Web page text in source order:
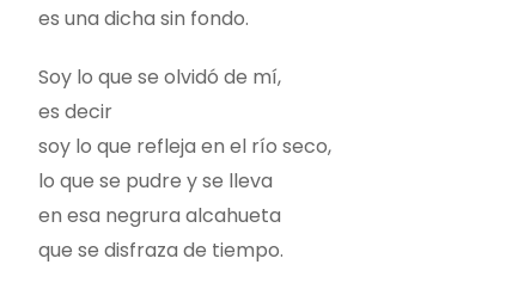
es una dicha sin fondo.
Soy lo que se olvidó de mí,
es decir
soy lo que refleja en el río seco,
lo que se pudre y se lleva
en esa negrura alcahueta
que se disfraza de tiempo.